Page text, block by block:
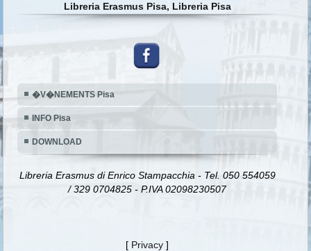
Libreria Erasmus Pisa, Libreria Pisa
�V�NEMENTS Pisa
INFO Pisa
DOWNLOAD
Libreria Erasmus di Enrico Stampacchia - Tel. 050 554059
/ 329 0704825 - P.IVA 02098230507
[ Privacy ]